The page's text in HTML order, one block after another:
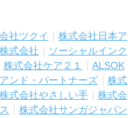
社ツクイ
株式会社日本ア
式会社
ソーシャルインク
株式会社ケア２１
ALSOK
ンド・パートナーズ
株式
株式会社やさしい手
株式会
株式会社サンガジャパン